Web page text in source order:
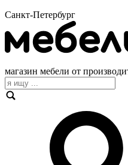
Санкт-Петербург
магазин мебели от